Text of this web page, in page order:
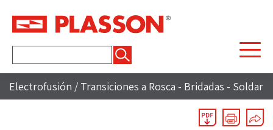
Electrofusión / Transiciones a Rosca - Bridadas - Soldar